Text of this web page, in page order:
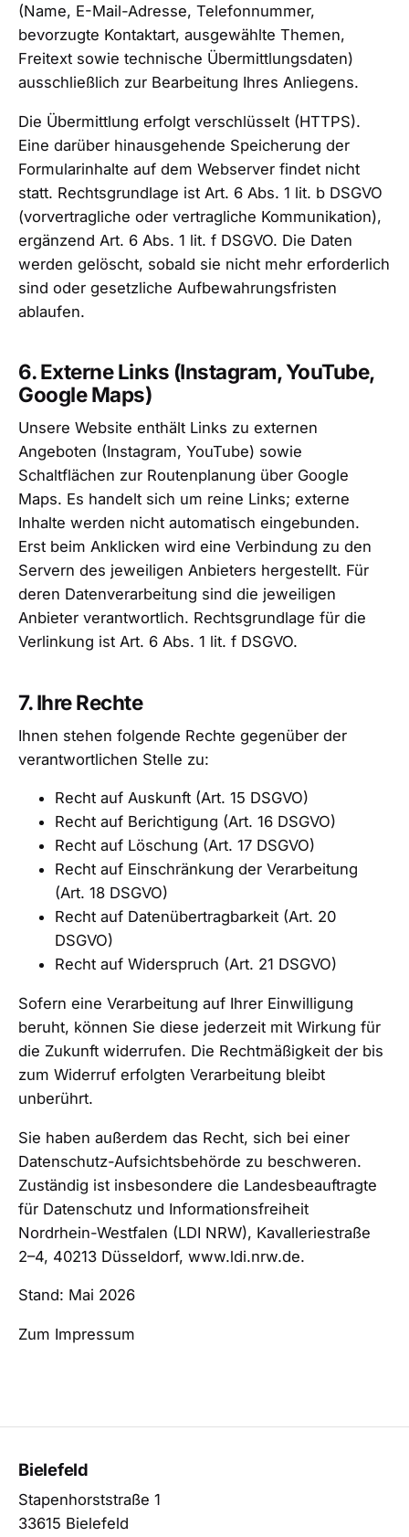
(Name, E-Mail-Adresse, Telefonnummer,
bevorzugte Kontaktart, ausgewählte Themen,
Freitext sowie technische Übermittlungsdaten)
ausschließlich zur Bearbeitung Ihres Anliegens.
Die Übermittlung erfolgt verschlüsselt (HTTPS).
Eine darüber hinausgehende Speicherung der
Formularinhalte auf dem Webserver findet nicht
statt. Rechtsgrundlage ist Art. 6 Abs. 1 lit. b DSGVO
(vorvertragliche oder vertragliche Kommunikation),
ergänzend Art. 6 Abs. 1 lit. f DSGVO. Die Daten
werden gelöscht, sobald sie nicht mehr erforderlich
sind oder gesetzliche Aufbewahrungsfristen
ablaufen.
6. Externe Links (Instagram, YouTube,
Google Maps)
Unsere Website enthält Links zu externen
Angeboten (Instagram, YouTube) sowie
Schaltflächen zur Routenplanung über Google
Maps. Es handelt sich um reine Links; externe
Inhalte werden nicht automatisch eingebunden.
Erst beim Anklicken wird eine Verbindung zu den
Servern des jeweiligen Anbieters hergestellt. Für
deren Datenverarbeitung sind die jeweiligen
Anbieter verantwortlich. Rechtsgrundlage für die
Verlinkung ist Art. 6 Abs. 1 lit. f DSGVO.
7. Ihre Rechte
Ihnen stehen folgende Rechte gegenüber der
verantwortlichen Stelle zu:
Recht auf Auskunft (Art. 15 DSGVO)
Recht auf Berichtigung (Art. 16 DSGVO)
Recht auf Löschung (Art. 17 DSGVO)
Recht auf Einschränkung der Verarbeitung
(Art. 18 DSGVO)
Recht auf Datenübertragbarkeit (Art. 20
DSGVO)
Recht auf Widerspruch (Art. 21 DSGVO)
Sofern eine Verarbeitung auf Ihrer Einwilligung
beruht, können Sie diese jederzeit mit Wirkung für
die Zukunft widerrufen. Die Rechtmäßigkeit der bis
zum Widerruf erfolgten Verarbeitung bleibt
unberührt.
Sie haben außerdem das Recht, sich bei einer
Datenschutz-Aufsichtsbehörde zu beschweren.
Zuständig ist insbesondere die Landesbeauftragte
für Datenschutz und Informationsfreiheit
Nordrhein-Westfalen (LDI NRW), Kavalleriestraße
2–4, 40213 Düsseldorf,www.ldi.nrw.de.
Stand: Mai 2026
Zum Impressum
Bielefeld
Stapenhorststraße 1
33615 Bielefeld